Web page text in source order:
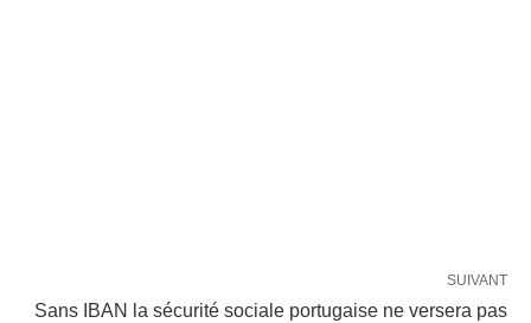
SUIVANT
Sans IBAN la sécurité sociale portugaise ne versera pas